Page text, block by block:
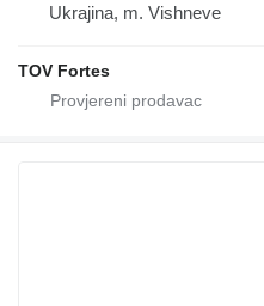
Ukrajina, m. Vishneve
TOV Fortes